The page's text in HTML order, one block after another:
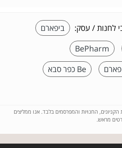
לחנות / עסק:
ביפארם
BePharm
Be כפר סבא
החנויות והמפרסמים בלבד. אנו ממליצים
מראש.